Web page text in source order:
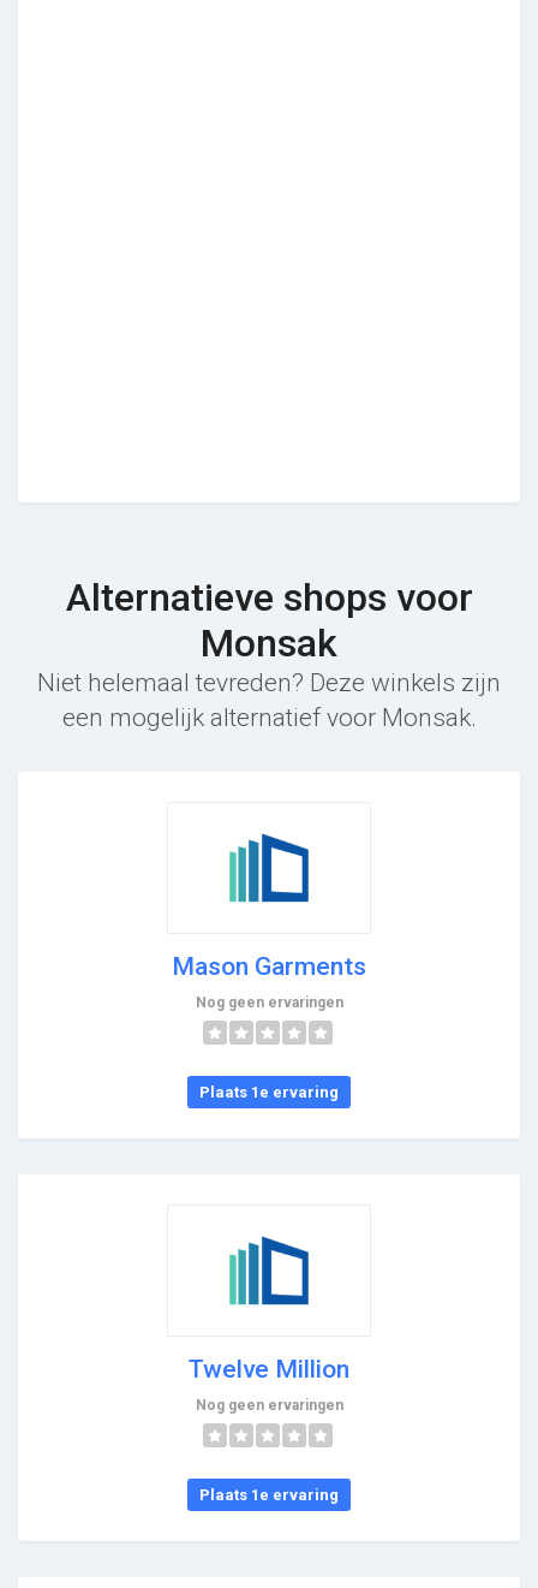
Alternatieve shops voor
Monsak
Niet helemaal tevreden? Deze winkels zijn
een mogelijk alternatief voor Monsak.
Mason Garments
Nog geen ervaringen
Plaats 1e ervaring
Twelve Million
Nog geen ervaringen
Plaats 1e ervaring